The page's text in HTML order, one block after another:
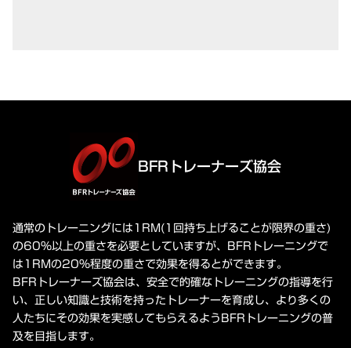
BFRトレーナーズ協会
通常のトレーニングには1RM(1回持ち上げることが限界の重さ)
の60%以上の重さを必要としていますが、BFRトレーニングで
は1RMの20%程度の重さで効果を得るとができます。
BFRトレーナーズ協会は、安全で的確なトレーニングの指導を行
い、正しい知識と技術を持ったトレーナーを育成し、より多くの
人たちにその効果を実感してもらえるようBFRトレーニングの普
及を目指します。